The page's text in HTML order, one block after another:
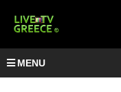
MENU